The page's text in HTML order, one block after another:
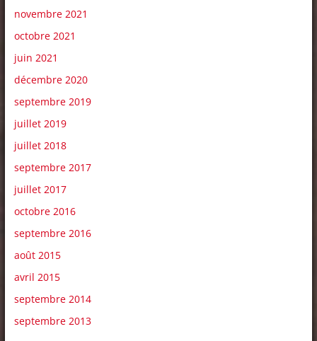
novembre 2021
octobre 2021
juin 2021
décembre 2020
septembre 2019
juillet 2019
juillet 2018
septembre 2017
juillet 2017
octobre 2016
septembre 2016
août 2015
avril 2015
septembre 2014
septembre 2013